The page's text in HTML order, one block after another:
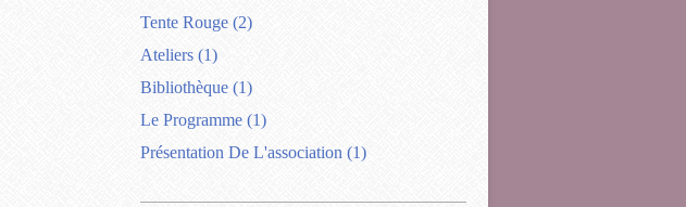
Tente Rouge (2)
Ateliers (1)
Bibliothèque (1)
Le Programme (1)
Présentation De L'association (1)